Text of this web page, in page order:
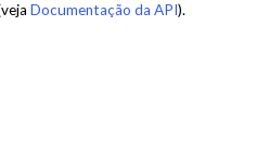
Documentação da API).